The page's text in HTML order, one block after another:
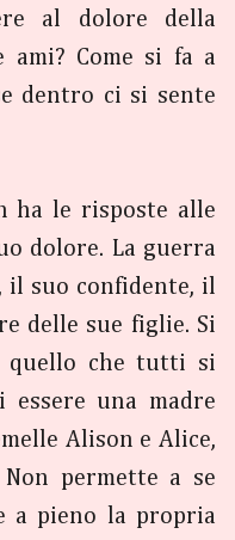
al dolore della
ami? Come si fa a
dentro ci si sente
ha le risposte alle
dolore. La guerra
suo confidente, il
delle sue figlie. Si
quello che tutti si
essere una madre
Alison e Alice,
permette a se
a pieno la propria